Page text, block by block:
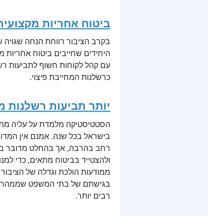
ביטוח אחריות
בקרב הציבור רווחת הנחה שגויה
היחידים שחייבים ביטוח
עם קהל לקוחות חשוף לתביעות
כרשלנות המחייבת פיצוי.
יותר תביעות רשלנות
הסטטיסטיקה מלמדת על עליה
בישראל בכל שנה. אמנם אין
רחב בהרבה, אך בהחלט מדובר
ולהצטייד בביטוח מתאים, כדי
ממודעות הולכת וגדלה של
בגישתם של בתי המשפט
רבים יותר.